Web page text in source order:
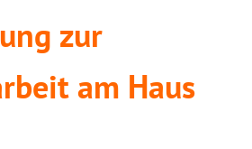
zur
am Haus